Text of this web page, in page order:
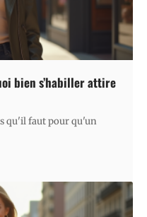
bien s’habiller attire
qu'il faut pour qu'un